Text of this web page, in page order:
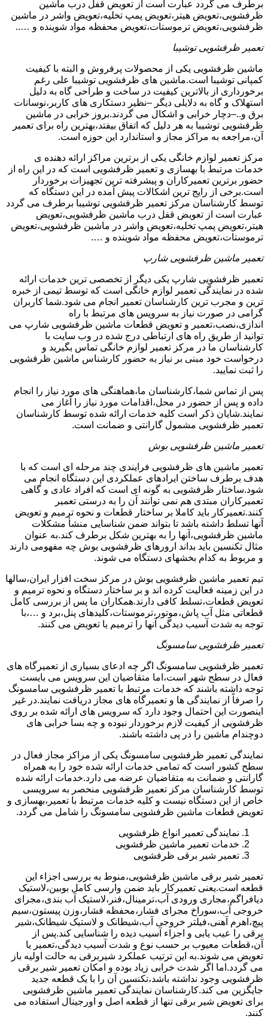
برطرف می گردد عبارت است از تعویض قفل درب ماشین
ظرفشویی،تعویض هیتر،تعویض پمپ تخلیه،تعویض واشر در ماشین
ظرفشویی،تعویض ترموستات،تعویض محفظه مواد شوینده و …..
تعمیر ظرفشویی توشیبا
ماشین ظرفشویی یکی از محصولات پرفروش و البته با کیفیت
کمپانی توشیبا است.ماشین های ظرفشویی توشیبا علی رغم
برخورداری از بالاترین کیفیت در ساخت و طراحی گاه به دلیل
استهلاک و گاه به دلایلی دیگر –نظیر دستکاری های کاربر،نوسانات
برق و..–دچار خرابی و اشکال می گردند.بروز خرابی در ماشین
ظرفشویی توشیبا به هر دلیل که اتفاق بیفتد،بهترین راه برای تعمیر
آن،مراجعه به مراکز مجاز و استاندارد این حوزه است.
مرکز تعمیر لوازم خانگی یکی از برترین مراکز ارائه دهنده ی
خدمات مرتبط با بهسازی و تعمیر ظرفشویی است که در این راه از
حضور برترین تعمیرکاران و پیشرفته ترین تجهیزات برخوردار
است.برخی از رایج ترین اشکالات پیش آمده در این دستگاه که
توسط کارشناسان مرکز تعمیر ظرفشویی توشیبا برطرف می گردد
عبارت است از تعویض قفل درب ماشین ظرفشویی،تعویض
هیتر،تعویض پمپ تخلیه،تعویض واشر در ماشین ظرفشویی،تعویض
ترموستات،تعویض محفظه مواد شوینده و ….
تعمیر ماشین ظرفشویی شارپ
تعمیر ظرفشویی شارپ یکی دیگر از تخصصی ترین خدمات ارائه
شده در نمایندگی تعمیر لوازم خانگی است که توسط تیمی از خبره
ترین و مجرب ترین کارشناسان تعمیر انجام می شود.شما کاربران
گرامی در صورت نیاز به سرویس های مرتبط با راه
اندازی،نصب،تعمیر و تعویض قطعات ماشین ظرفشویی شارپ می
توانید از طریق راه های ارتباطی درج شده در وب سایت با
کارشناسان ما در مرکز تعمیر لوازم خانگی تماس بگیرید و
درخواست خود مبنی بر نیاز به حضور کارشناس ماشین ظرفشویی
را ثبت نمایید.
پس از تماس شما،کارشناسان ما،هماهنگی های مورد نیاز را انجام
داده و پس از حضور در محل،اقدامات مورد نیاز را آغاز می
نمایند.شایان ذکر است کلیه خدمات ارائه شده توسط کارشناسان
تعمیر ظرفشویی مشمول گارانتی و ضمانت است.
تعمیر ماشین ظرفشویی بوش
تعمیر ماشین های ظرفشویی فرایندی چند مرحله ای است که با
هدف برطرف ساختن ایرادهای عملکردی این دستگاه انجام می
شود.ساختار ظرفشویی به گونه ای است که افراد عادی و گاهی
تعمیرکاران مبتدی هم نمی توانند آن را به درستی تعمیر
کنند.تعمیرکار باید کاملا بر ساختار قطعات و نحوه ترمیم و تعویض
آنها تسلط داشته باشد تا بتواند ضمن شناسایی منشأ مشکلات
ماشین ظرفشویی،آنها را به بهترین شکل برطرف کند.به عنوان
مثال تکنسین باید بداند ارورهای ظرفشویی بوش چه مفهومی دارند
و مربوط به کدام بخشهای دستگاه می شوند.
تیم تعمیر ماشین ظرفشویی بوش در مرکز سخت افزار ایران،سالها
در این زمینه فعالیت کرده اند و بر ساختار دستگاه و نحوه ترمیم و
تعویض قطعات،تسلط کافی دارند.همکاران ما پس از بررسی کامل
قطعاتی مثل آب پاش،موتور،ترموستات،کلیدهای پنل،برد و …،با
توجه به شدت آسیب دیدگی آنها را ترمیم یا تعویض می کنند.
تعمیر ظرفشویی سامسونگ
تعمیر ظرفشویی سامسونگ اگر چه ادعای بسیاری از تعمیرگاه های
فعال در سطح شهر است،اما متقاضیان این سرویس می بایست
توجه داشته باشند که خدمات مرتبط با تعمیر ظرفشویی سامسونگ
را صرفاً از نمایندگی ها و تعمیرگاه های مجاز دریافت نمایند.در غیر
اینصورت این احتمال وجود دارد که سرویس های ارائه شده بر روی
ظرفشویی از کیفیت لازم برخوردار نبوده و چه بسا خرابی های
دوچندام ماشین را در پی داشته باشند.
نمایندگی تعمیر ظرفشویی سامسونگ یکی از مراکز مجاز فعال در
سطح کشور است که تمامی خدمات ارائه شده خود را به همراه
گارانتی و ضمانت به متقاضیان عرضه می دارد.خدمات ارائه شده
توسط کارشناسان مرکز تعمیر ظرفشویی منحصر به سرویسی
خاص از این دستگاه نیست و کلیه خدمات مرتبط با تعمیر،بهسازی و
تعویض قطعات ماشین ظرفشویی سامسونگ را شامل می گردد.
نمایندگی تعمیر انواع ظرفشویی
خدمات تعمیر ماشین ظرفشویی
تعمیر شیر برقی ظرفشویی
تعمیر شیر برقی ماشین ظرفشویی،منوط به بررسی اجزاء این
قطعه است.یعنی تعمیرکار باید ضمن وارسی کامل بوبین،لاستیک
دیافراگم،مجاری ورودی آب،ترمینال،فنر،لاستیک آب بندی،مجرای
خروجی آب،سوراخ مجرای فشار،محفظه فشار،وزن پیستون،سیم
پیچ،اهرم آهنی،فیلتر خروجی آب،شیطانک و لاستیک شیطانک،شیر
برقی را عیب یابی و اجزاء آسیب دیده را شناسایی کند.پس از
آن،قطعات معیوب بر حسب نوع و شدت آسیب دیدگی،تعمیر یا
تعویض می شوند.به این ترتیب عملکرد شیربرقی به حالت اولیه باز
می گردد.اما اگر شدت خرابی زیاد بوده و امکان تعمیر شیر برقی
ظرفشویی وجود نداشته باشد،تکنسین آن را با یک قطعه جدید
جایگزین می کند.کارشناسان نمایندگی تعمیر ماشین ظرفشویی
برای تعویض شیر برقی تنها از قطعه اصل و اورجینال استفاده می
کنند.